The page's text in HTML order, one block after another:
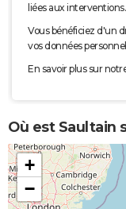
liées aux interventions.
Vous bénéficiez d'un
vos données
En savoir plus sur
Où est Saultain
+
−